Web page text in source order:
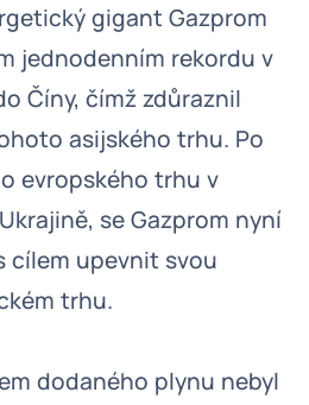
gigant Gazprom
jednodenním rekordu v
Číny, čímž zdůraznil
asijského trhu. Po
evropského trhu v
se Gazprom nyní
cílem upevnit svou
trhu.
dodaného plynu nebyl